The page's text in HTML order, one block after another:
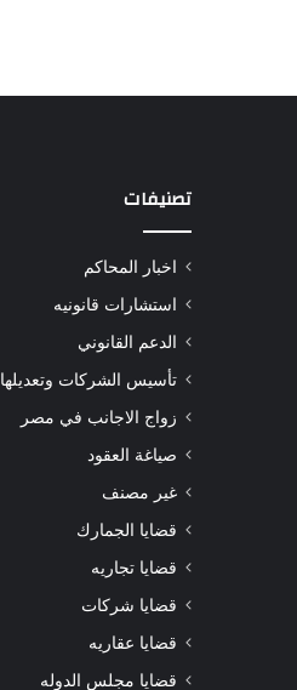
تصنيفات
اخبار المحاكم
استشارات قانونيه
الدعم القانوني
تأسيس الشركات وتعديلها
زواج الاجانب في مصر
صياغة العقود
غير مصنف
قضايا الجمارك
قضايا تجاريه
قضايا شركات
قضايا عقاريه
قضايا مجلس الدوله